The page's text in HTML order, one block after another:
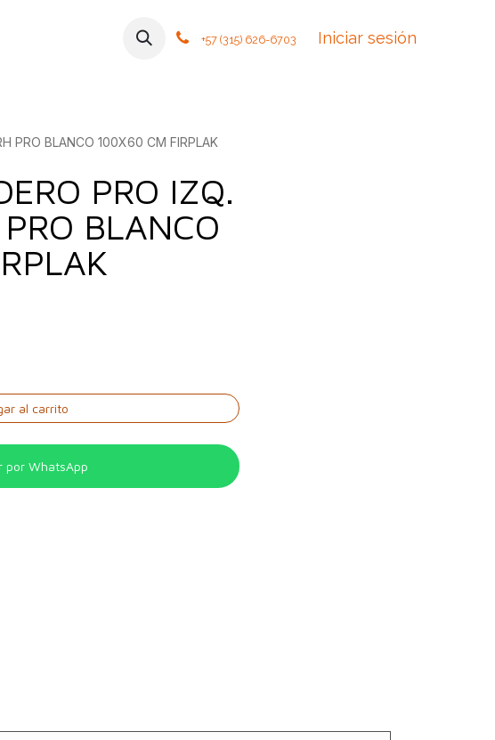
Contáctanos Foro Cursos Tiendas
+57 (315) 626-6703 Iniciar sesión
PRO BLANCO 100X60 CM FIRPLAK
PRO IZQ.
BLANCO
al carrito
por WhatsApp